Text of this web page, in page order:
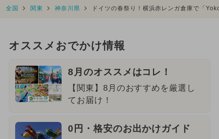
全国 関東 神奈川県 ドイツの春祭り！横浜赤レンガ倉庫で「
オススメおでかけ情報
8月のオススメはコレ！
【関東】8月のおすすめを厳選し
てお届け！
0円・格安のお出かけガイド